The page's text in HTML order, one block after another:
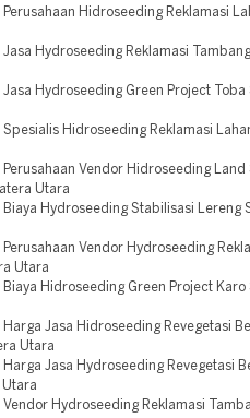
Hidroseeding Reklamasi
Hydroseeding Reklamasi
Hydroseeding Green Project Toba
Hidroseeding Reklamasi
Vendor Hidroseeding Land
Utara
Hydroseeding Stabilisasi Lereng
Vendor Hydroseeding
Utara
Hidroseeding Green Project Karo
Jasa Hidroseeding Revegetasi
Utara
Jasa Hydroseeding Revegetasi
Utara
Hydroseeding Reklamasi